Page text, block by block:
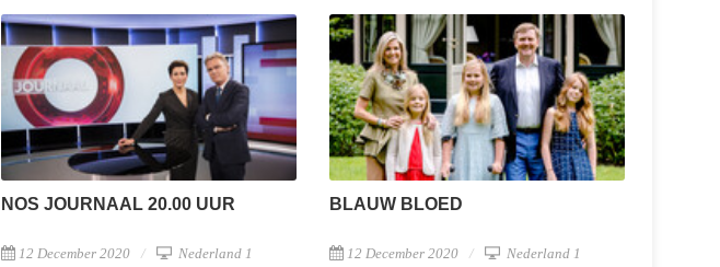
NOS JOURNAAL 20.00 UUR
12 December 2020 Nederland 1
BLAUW BLOED
12 December 2020 Nederland 1